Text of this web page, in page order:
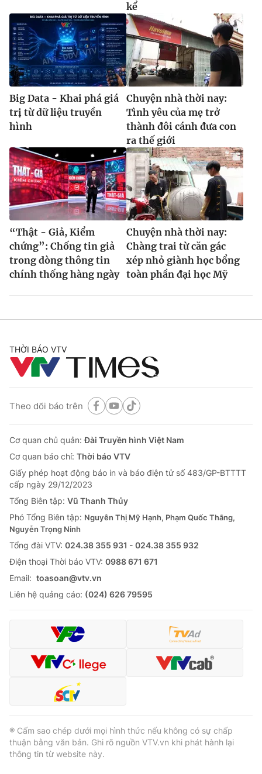
kể
Big Data - Khai phá giá
trị từ dữ liệu truyền
hình
Chuyện nhà thời nay:
Tình yêu của mẹ trở
thành đôi cánh đưa con
ra thế giới
“Thật - Giả, Kiểm
chứng”: Chống tin giả
trong dòng thông tin
chính thống hàng ngày
Chuyện nhà thời nay:
Chàng trai từ căn gác
xép nhỏ giành học bổng
toàn phần đại học Mỹ
THỜI BÁO VTV
Theo dõi báo trên
Cơ quan chủ quản:Đài Truyền hình Việt Nam
Cơ quan báo chí: Thời báo VTV
Giấy phép hoạt động báo in và báo điện tử số 483/GP-BTTTT
cấp ngày 29/12/2023
Tổng Biên tập: Vũ Thanh Thủy
Phó Tổng Biên tập: Nguyễn Thị Mỹ Hạnh, Phạm Quốc Thắng,
Nguyễn Trọng Ninh
Tổng đài VTV: 024.38 355 931 - 024.38 355 932
Ðiện thoại Thời báo VTV: 0988 671 671
Email: toasoan@vtv.vn
Liên hệ quảng cáo: (024) 626 79595
® Cấm sao chép dưới mọi hình thức nếu không có sự chấp
thuận bằng văn bản. Ghi rõ nguồn VTV.vn khi phát hành lại
thông tin từ website này.